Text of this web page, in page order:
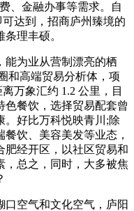
、金融办事等需求。自
达到，招商庐州臻境的
理丰硕。
为业从营制漂亮的栖
和高端贸易分析体，项
万象汇约 1.2 公里，目
色餐饮，选择贸易配套曾
。好比万科悦映青川;除
饮、美容美发等业态，
肥经开区，以社区贸易和
，总之，同时，大多被焦
空气和文化空气，庐阳